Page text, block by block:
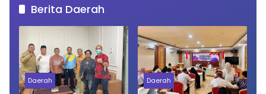
Berita Daerah
Daerah Daerah